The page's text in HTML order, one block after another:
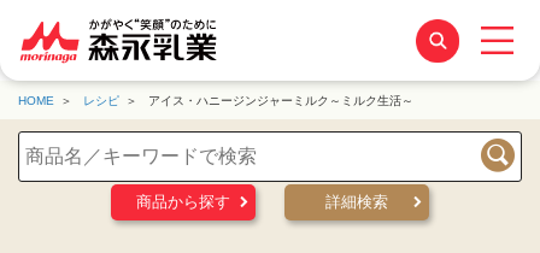
HOME レシピ アイス・ハニージンジャーミルク～ミルク生活～
検索
商品から探す
詳細検索